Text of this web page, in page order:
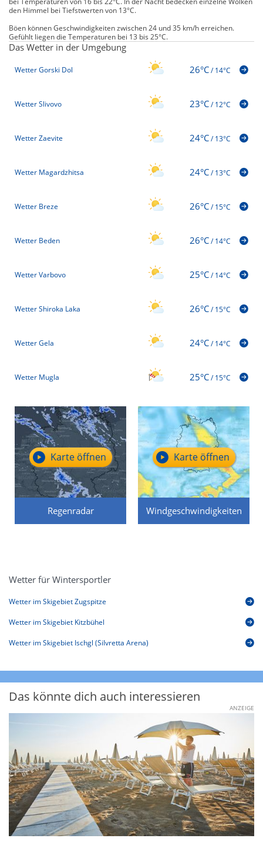
den Himmel bei Tiefstwerten von 13°C.
Böen können Geschwindigkeiten zwischen 24 und 35 km/h erreichen.
Gefühlt liegen die Temperaturen bei 13 bis 25°C.
Das Wetter in der Umgebung
Wetter Gorski Dol 26°C/14°C
Wetter Slivovo 23°C/12°C
Wetter Zaevite 24°C/13°C
Wetter Magardzhitsa 24°C/13°C
Wetter Breze 26°C/15°C
Wetter Beden 26°C/14°C
Wetter Varbovo 25°C/14°C
Wetter Shiroka Laka 26°C/15°C
Wetter Gela 24°C/14°C
Wetter Mugla 25°C/15°C
Regenradar
Karte öffnen
Windgeschwindigkeiten
Karte öffnen
Wetter für Wintersportler
Wetter im Skigebiet Zugspitze
Wetter im Skigebiet Kitzbühel
Wetter im Skigebiet Ischgl (Silvretta Arena)
Das könnte dich auch interessieren
ANZEIGE